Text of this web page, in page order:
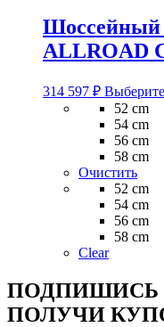
Шоссейный
ALLROAD
314 597 ₽
52 cm
54 cm
56 cm
58 cm
Очистить
52 cm
54 cm
56 cm
58 cm
Clear
ПОДПИШИСЬ
ПОЛУЧИ